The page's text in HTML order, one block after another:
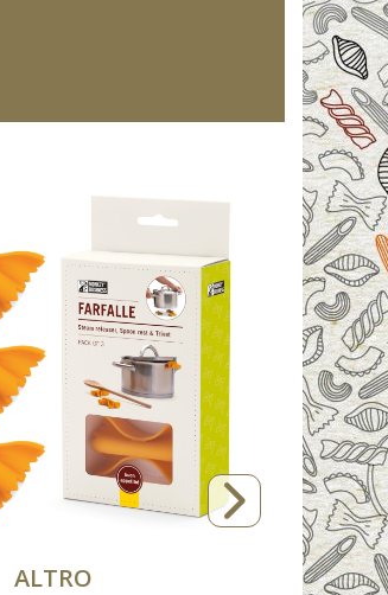
ALTRO